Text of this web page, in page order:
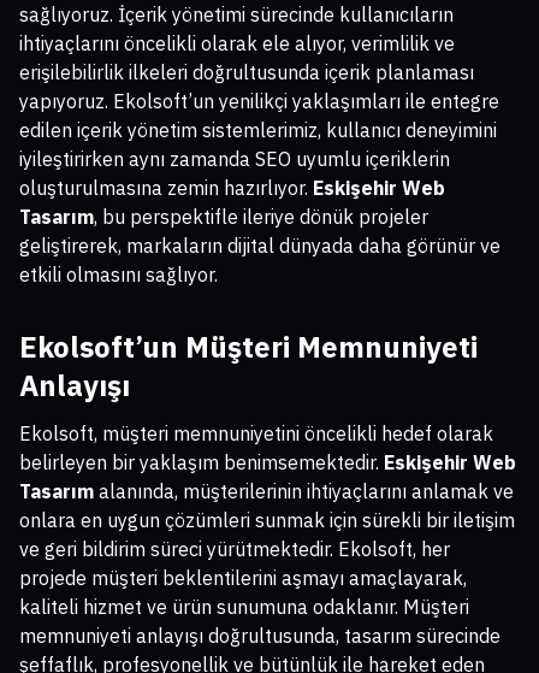
sağlıyoruz. İçerik yönetimi sürecinde kullanıcıların
ihtiyaçlarını öncelikli olarak ele alıyor, verimlilik ve
erişilebilirlik ilkeleri doğrultusunda içerik planlaması
yapıyoruz. Ekolsoft’un yenilikçi yaklaşımları ile entegre
edilen içerik yönetim sistemlerimiz, kullanıcı deneyimini
iyileştirirken aynı zamanda SEO uyumlu içeriklerin
oluşturulmasına zemin hazırlıyor. Eskişehir Web
Tasarım, bu perspektifle ileriye dönük projeler
geliştirerek, markaların dijital dünyada daha görünür ve
etkili olmasını sağlıyor.
Ekolsoft’un Müşteri Memnuniyeti
Anlayışı
Ekolsoft, müşteri memnuniyetini öncelikli hedef olarak
belirleyen bir yaklaşım benimsemektedir. Eskişehir Web
Tasarım alanında, müşterilerinin ihtiyaçlarını anlamak ve
onlara en uygun çözümleri sunmak için sürekli bir iletişim
ve geri bildirim süreci yürütmektedir. Ekolsoft, her
projede müşteri beklentilerini aşmayı amaçlayarak,
kaliteli hizmet ve ürün sunumuna odaklanır. Müşteri
memnuniyeti anlayışı doğrultusunda, tasarım sürecinde
şeffaflık, profesyonellik ve bütünlük ile hareket eden